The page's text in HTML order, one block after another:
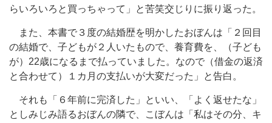
らいろいろと買っちゃって」と苦笑交じりに振り返った。
また、本書で３度の結婚歴を明かしたおぼんは「２回目
の結婚で、子どもが２人いたもので、養育費を、（子ども
が）22歳になるまで払っていました。なので（借金の返済
と合わせて）１カ月の支払いが大変だった」と告白。
それも「６年前に完済した」といい、「よく返せたな」
としみじみ語るおぼんの隣で、こぼんは「私はその分、キ